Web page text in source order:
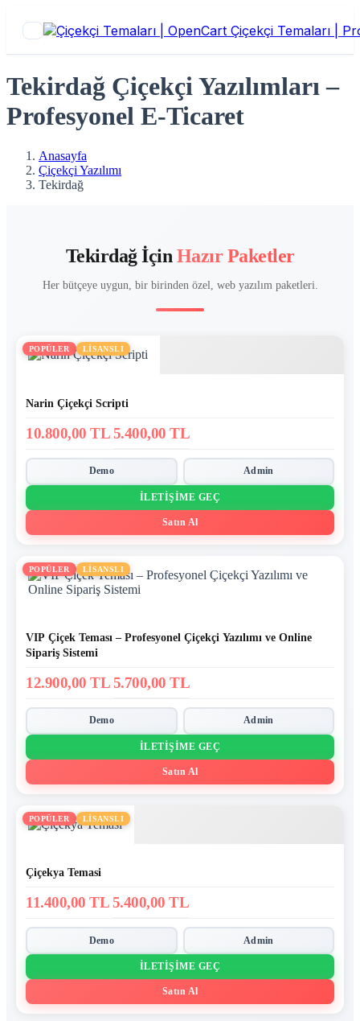
Tekirdağ Çiçekçi Yazılımları –
Profesyonel E-Ticaret
Anasayfa
Çiçekçi Yazılımı
Tekirdağ
Tekirdağ İçin Hazır Paketler
Her bütçeye uygun, bir birinden özel, web yazılım paketleri.
POPÜLER LİSANSLI
Narin Çiçekçi Scripti
10.800,00 TL5.400,00 TL
Demo Admin
İLETIŞIME GEÇ
Satın Al
POPÜLER LİSANSLI
VIP Çiçek Teması – Profesyonel Çiçekçi Yazılımı ve Online
Sipariş Sistemi
12.900,00 TL5.700,00 TL
Demo Admin
İLETIŞIME GEÇ
Satın Al
POPÜLER LİSANSLI
Çiçekya Temasi
11.400,00 TL5.400,00 TL
Demo Admin
İLETIŞIME GEÇ
Satın Al